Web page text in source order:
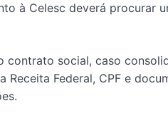
à Celesc deverá procurar
contrato social, caso
Federal, CPF e